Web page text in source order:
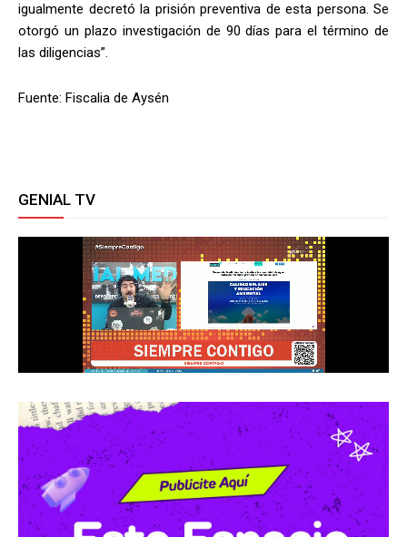
igualmente decretó la prisión preventiva de esta persona. Se
otorgó un plazo investigación de 90 días para el término de
las diligencias”.
Fuente: Fiscalia de Aysén
GENIAL TV